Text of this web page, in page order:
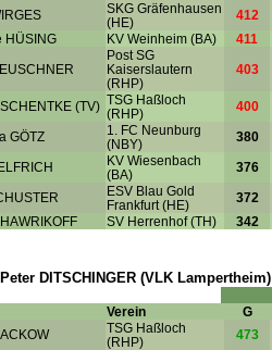
SKG Gräfenhausen
(HE)
412
HÜSING KV Weinheim (BA) 411
Post SG
Kaiserslautern
(RHP)
403
(TV) TSG Haßloch
(RHP)
400
GÖTZ
1. FC Neunburg
(NBY)
380
KV Wiesenbach
(BA)
376
ESV Blau Gold
Frankfurt (HE)
372
SV Herrenhof (TH) 342
DITSCHINGER (VLK Lampertheim)
Verein G
TSG Haßloch
(RHP)
473